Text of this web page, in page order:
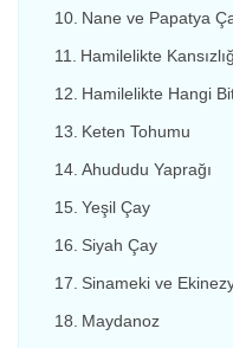
Nane ve Papatya
Hamilelikte
Hamilelikte Hangi
Keten Tohumu
Ahududu Yaprağı
Yeşil Çay
Siyah Çay
Sinameki ve
Maydanoz